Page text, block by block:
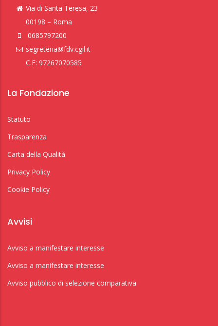
Via di Santa Teresa, 23
00198 – Roma
0685797200
segreteria@fdv.cgil.it
C.F: 97267070585
La Fondazione
Statuto
Trasparenza
Carta della Qualità
Privacy Policy
Cookie Policy
Avvisi
Avviso a manifestare interesse
Avviso a manifestare interesse
Avviso pubblico di selezione comparativa